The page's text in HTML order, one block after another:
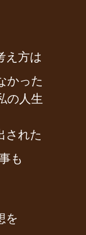
え方は
かった
の人生
された
も
を